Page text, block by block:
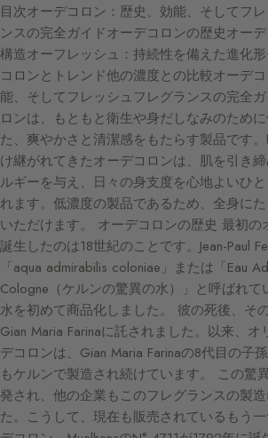
目次オーデコロン：歴史、効能、そしてフ
ンスの完全ガイドオーデコロンの歴史オー
構造オーフレッシュ：持続性を備えた進化
コロンとトレンド他の濃度との比較オーデ
能、そしてフレッシュフレグランスの完全
ロンは、もともと衛生や身だしなみのため
た、爽やかさと清潔感をもたらす製品です
け継がれてきたオーデコロンは、肌を引き
ルギーを与え、日々の身支度を心地よいひ
れます。低濃度の製品であるため、全身に
いただけます。 オーデコロンの歴史 最初の
誕生したのは18世紀のことです。Jean-Paul
「aqua admirabilis coloniae」または「Eau
Cologne（ケルンの驚異の水）」と呼ばれて
水を初めて商品化しました。 彼の死後、そ
Gian Maria Farinaに託されました。以来、オ
デコロンは、Gian Maria Farinaの8代目の子
もケルンで製造され続けています。 この驚
発され、他の企業もこのフレグランスの製
た。こうして、現在も販売されているもう